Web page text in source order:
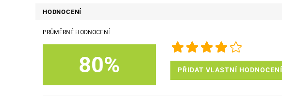
HODNOCENÍ
PRŮMĚRNÉ HODNOCENÍ
80% PŘIDAT VLASTNÍ HODNOCENÍ